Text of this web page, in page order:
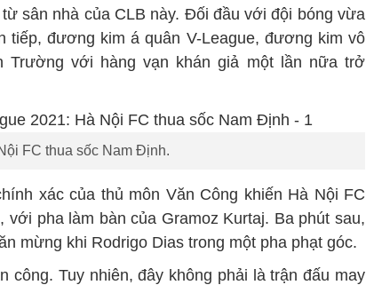
sân nhà của CLB này. Đối đầu với đội bóng vừa
tiếp, đương kim á quân V-League, đương kim vô
Trường với hàng vạn khán giả một lần nữa trở
FC thua sốc Nam Định.
xác của thủ môn Văn Công khiến Hà Nội FC
pha làm bàn của Gramoz Kurtaj. Ba phút sau,
mừng khi Rodrigo Dias trong một pha phạt góc.
công. Tuy nhiên, đây không phải là trận đấu may